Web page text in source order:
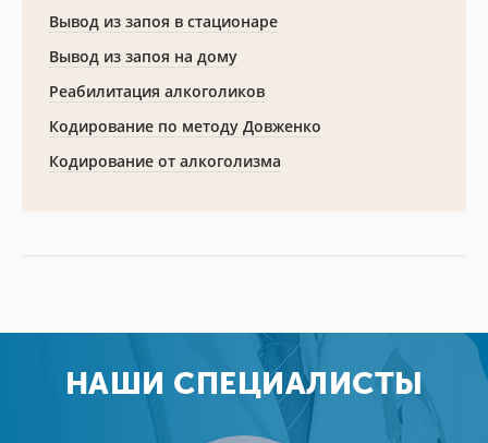
Вывод из запоя в стационаре
Вывод из запоя на дому
Реабилитация алкоголиков
Кодирование по методу Довженко
Кодирование от алкоголизма
НАШИ СПЕЦИАЛИСТЫ